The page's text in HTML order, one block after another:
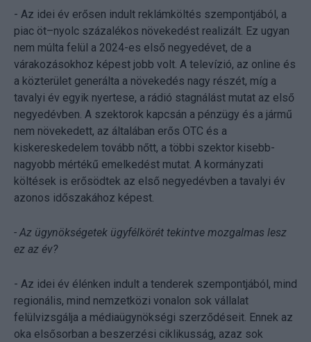
- Az idei év erősen indult reklámköltés szempontjából, a
piac öt–nyolc százalékos növekedést realizált. Ez ugyan
nem múlta felül a 2024-es első negyedévet, de a
várakozásokhoz képest jobb volt. A televízió, az online és
a közterület generálta a növekedés nagy részét, míg a
tavalyi év egyik nyertese, a rádió stagnálást mutat az első
negyedévben. A szektorok kapcsán a pénzügy és a jármű
nem növekedett, az általában erős OTC és a
kiskereskedelem tovább nőtt, a többi szektor kisebb-
nagyobb mértékű emelkedést mutat. A kormányzati
költések is erősödtek az első negyedévben a tavalyi év
azonos időszakához képest.
- Az ügynökségetek ügyfélkörét tekintve mozgalmas lesz
ez az év?
- Az idei év élénken indult a tenderek szempontjából, mind
regionális, mind nemzetközi vonalon sok vállalat
felülvizsgálja a médiaügynökségi szerződéseit. Ennek az
oka elsősorban a beszerzési ciklikusság, azaz sok